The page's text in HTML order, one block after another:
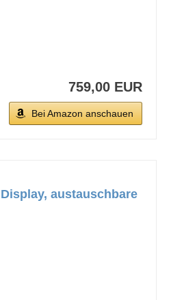
759,00 EUR
Bei Amazon anschauen
austauschbare